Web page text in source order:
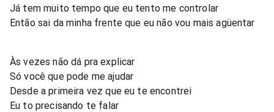
Já tem muito tempo que eu tento me controlar
Então sai da minha frente que eu não vou mais agüentar
Às vezes não dá pra explicar
Só você que pode me ajudar
Desde a primeira vez que eu te encontrei
Eu to precisando te falar